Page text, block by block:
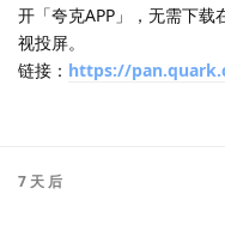
开「夸克APP」，无需下
视投屏。
链接： https://
7 天 后